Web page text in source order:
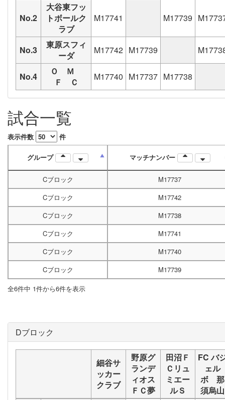
No.2
大谷東フッ
トボールク
ラブ
M17741 M17739
No.3
東原スフィ
ーダ
M17742 M17739
No.4
Ｏ Ｍ
Ｆ Ｃ
M17740 M17737 M17738
試合一覧
表示件数 件
グループ マッチナンバー
Cブロック M17737
Cブロック
M17742
Cブロック
M17738
Cブロック
M17741
Cブロック
M17740
Cブロック
M17739
全6件中 1件から6件を表示
Dブロック
細谷サ
ッカー
クラブ
野原グ
ランデ
ィオス
ＦＣ夢
田沼Ｆ
Ｃリュ
ミエー
ルＳ
FC バ
ェル
ボ 那
須烏山